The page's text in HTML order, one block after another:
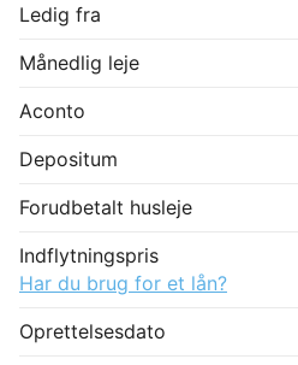
Ledig fra
Månedlig leje
Aconto
Depositum
Forudbetalt husleje
Indflytningspris
Har du brug for et lån?
Oprettelsesdato